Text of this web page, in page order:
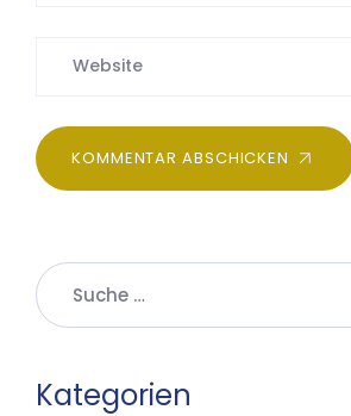
KOMMENTAR ABSCHICKEN
Kategorien